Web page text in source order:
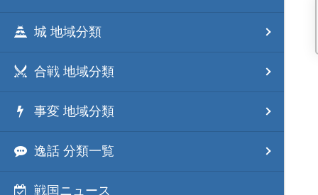
城 地域分類
合戦 地域分類
事変 地域分類
逸話 分類一覧
戦国ニュース